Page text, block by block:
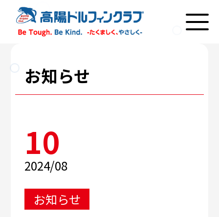
お知らせ
10
2024/08
お知らせ